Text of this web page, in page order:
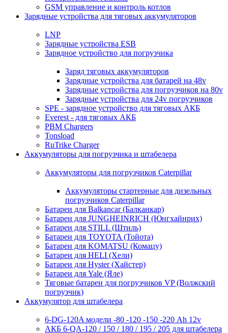
GSM управление и контроль котлов
Зарядные устройства для тяговых аккумуляторов
LNP
Зарядные устройства ESB
Зарядное устройство для погрузчика
Заряд тяговых аккумуляторов
Зарядные устройства для батарей на 48v
Зарядные устройства для погрузчиков на 80v
Зарядные устройства для 24v погрузчиков
SPE - зарядное устройство для тяговых АКБ
Everest - для тяговых АКБ
PBM Chargers
Tonsload
RuTrike Charger
Аккумуляторы для погрузчика и штабелера
Аккумуляторы для погрузчиков Caterpillar
Аккумуляторы стартерные для дизельных
погрузчиков Caterpillar
Батареи для Balkancar (Балканкар)
Батареи для JUNGHEINRICH (Юнгхайнрих)
Батареи для STILL (Штиль)
Батареи для TOYOTA (Тойота)
Батареи для KOMATSU (Комацу)
Батареи для HELI (Хели)
Батареи для Hyster (Хайстер)
Батареи для Yale (Яле)
Тяговые батареи для погрузчиков VP (Волжский
погрузчик)
Аккумулятор для штабелера
6-DG-120A модели -80 -120 -150 -220 Ah 12v
АКБ 6-QA-120 / 150 / 180 / 195 / 205 для штабелера